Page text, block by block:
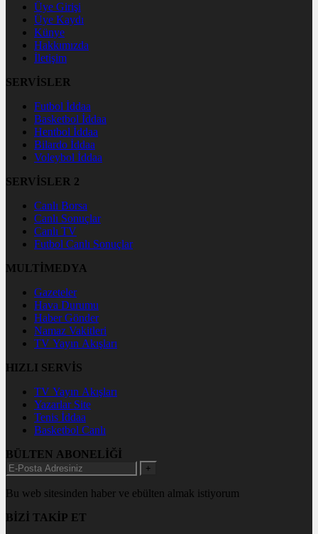
Üye Girişi
Üye Kaydı
Künye
Hakkımızda
İletişim
SERVİSLER
Futbol İddaa
Basketbol İddaa
Hentbol İddaa
Bilardo İddaa
Voleybol İddaa
SERVİSLER 2
Canlı Borsa
Canlı Sonuçlar
Canlı TV
Futbol Canlı Sonuçlar
MULTİMEDYA
Gazeteler
Hava Durumu
Haber Gönder
Namaz Vakitleri
TV Yayın Akışları
HIZLI SERVİS
TV Yayın Akışları
Yazarlar Site
Tenis İddaa
Basketbol Canlı
BÜLTEN ABONELİĞİ
+
Bu web sitesinden haber ve ebülten almak istiyorum
BİZİ TAKİP ET